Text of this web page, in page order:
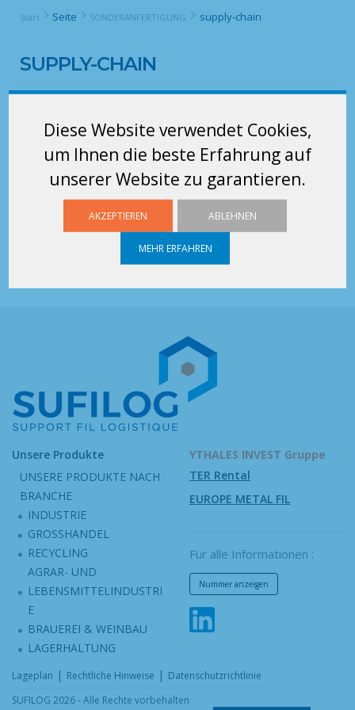
Diese Website verwendet Cookies,
um Ihnen die beste Erfahrung auf
unserer Website zu garantieren.
AKZEPTIEREN ABLEHNEN
MEHR ERFAHREN
Start Seite SONDERANFERTIGUNG supply-chain
SUPPLY-CHAIN
Unsere Produkte
UNSERE PRODUKTE NACH
BRANCHE
INDUSTRIE
GROSSHANDEL
RECYCLING
AGRAR- UND
LEBENSMITTELINDUSTRI
E
BRAUEREI & WEINBAU
LAGERHALTUNG
YTHALES INVEST Gruppe
TER Rental
EUROPE METAL FIL
Für alle Informationen :
Nummer anzeigen
Lageplan | Rechtliche Hinweise | Datenschutzrichtlinie
SUFILOG 2026 - Alle Rechte vorbehalten